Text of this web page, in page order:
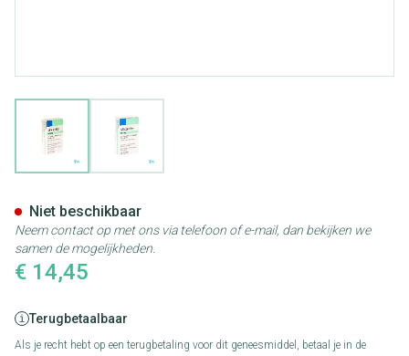
€ 14,45
Terugbetaalbaar
Als je recht hebt op een terugbetaling voor dit geneesmiddel, betaal je in de
Niet beschikbaar
Neem contact op met ons via telefoon of e-mail, dan bekijken we
samen de mogelijkheden.